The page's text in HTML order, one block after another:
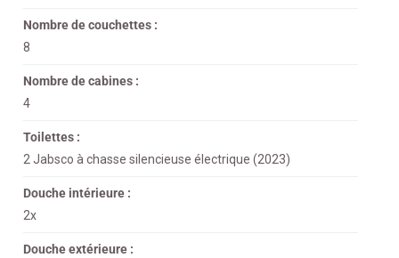
Nombre de couchettes :
8
Nombre de cabines :
4
Toilettes :
2 Jabsco à chasse silencieuse électrique (2023)
Douche intérieure :
2x
Douche extérieure :